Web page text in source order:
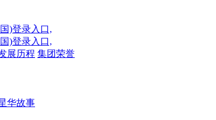
)登录入口,
)登录入口,
展历程 集团荣誉
华故事